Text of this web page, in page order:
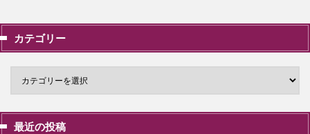
カテゴリー
最近の投稿